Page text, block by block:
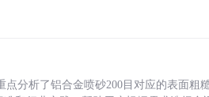
分析了铝合金喷砂200目对应的表面粗